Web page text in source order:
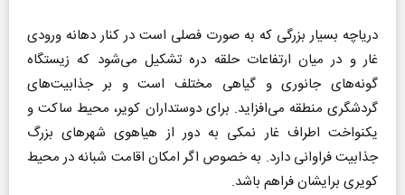
دریاچه بسیار بزرگی که به صورت فصلی است در کنار دهانه ورودی
غار و در میان ارتفاعات حلقه دره تشکیل می‌شود که زیستگاه
گونه‌های جانوری و گیاهی مختلف است و بر جذابیت‌های
گردشگری منطقه می‌افزاید. برای دوستداران کویر، محیط ساکت و
یکنواخت اطراف غار نمکی به دور از هیاهوی شهر‌های بزرگ
جذابیت فراوانی دارد. به خصوص اگر امکان اقامت شبانه در محیط
کویری برایشان فراهم باشد.